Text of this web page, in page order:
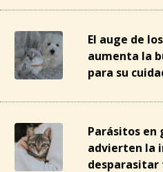
El auge de
aumenta la
para su
Parásitos en
advierten la
desparasitar